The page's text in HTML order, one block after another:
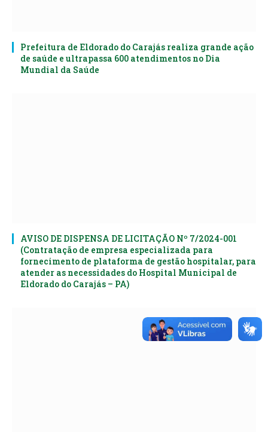
Prefeitura de Eldorado do Carajás realiza grande ação
de saúde e ultrapassa 600 atendimentos no Dia
Mundial da Saúde
AVISO DE DISPENSA DE LICITAÇÃO Nº 7/2024-001
(Contratação de empresa especializada para
fornecimento de plataforma de gestão hospitalar, para
atender as necessidades do Hospital Municipal de
Eldorado do Carajás – PA)